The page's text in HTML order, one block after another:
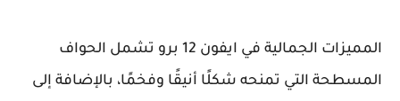
المميزات الجمالية في ايفون 12 برو تشمل الحواف
المسطحة التي تمنحه شكلًا أنيقًا وفخمًا، بالإضافة إلى